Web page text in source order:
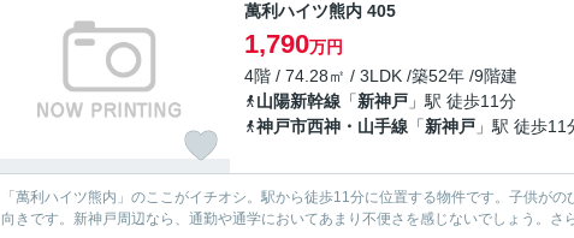
萬利ハイツ熊内 405
1,790万円
4階 / 74.28㎡ / 3LDK /築52年 /9階建
山陽新幹線 「新神戸 」駅 徒歩11分
神戸市西神・山手線 「新神戸 」駅 徒歩11
「萬利ハイツ熊内」のここがイチオシ。駅から徒歩11分に位置する物件です。子供が
向きです。新神戸周辺なら、通勤や通学においてあまり不便さを感じないでしょう。さ